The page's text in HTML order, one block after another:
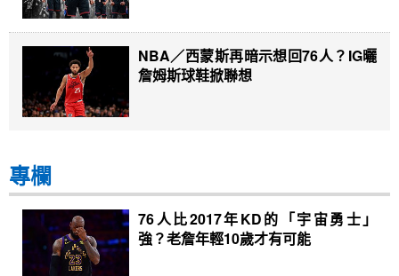
NBA／西蒙斯再暗示想回76人？IG曬
詹姆斯球鞋掀聯想
專欄
76人比2017年KD的「宇宙勇士」
強？老詹年輕10歲才有可能